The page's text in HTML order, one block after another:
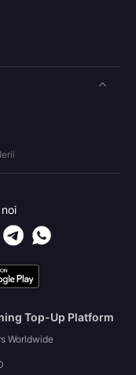
Top-Up Platform
Worldwide